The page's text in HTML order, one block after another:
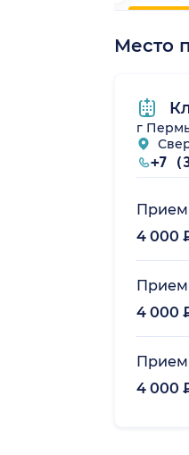
Место
г
Прием
4 000
Прием
4 000
Прием
4 000